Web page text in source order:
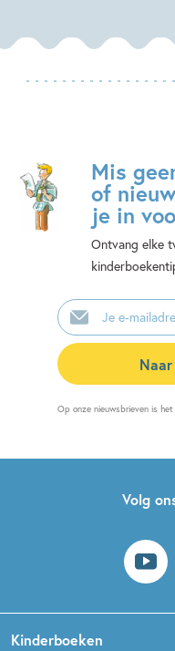
Mis
of
je in
Ontvang elke
E-
mailadres
Op onze nieuwsbrieven is
Volg
Kinderboeken